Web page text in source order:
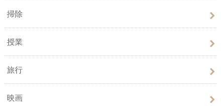
掃除
授業
旅行
映画